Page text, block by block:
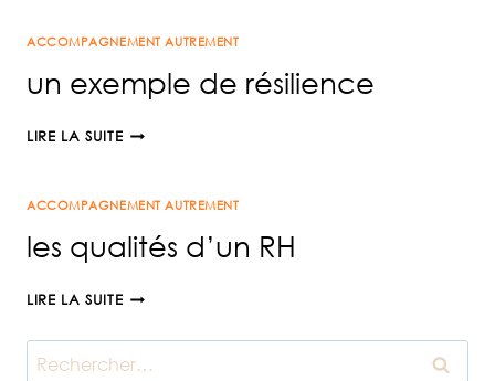
ACCOMPAGNEMENT AUTREMENT
un exemple de résilience
LIRE LA SUITEUN
RÉSILIENCE
ACCOMPAGNEMENT AUTREMENT
les qualités d’un RH
LIRE LA SUITELES
D’UN
RH
Rechercher :